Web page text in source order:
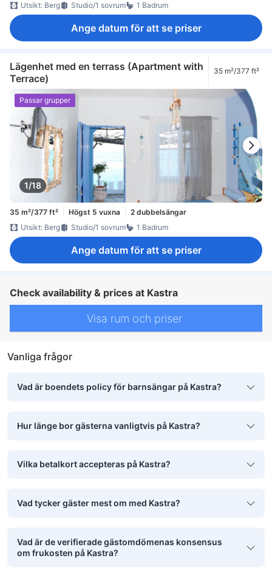
Utsikt: Berg
Studio/1 sovrum 1 Badrum
Ange datum för att se priser
Lägenhet med en terrass (Apartment with
Terrace)
35 m²/377 ft²
1/18
Passar grupper
35 m²/377 ft² Högst 5 vuxna
2 dubbelsängar
Utsikt: Berg
Studio/1 sovrum 1 Badrum
Ange datum för att se priser
Check availability & prices at Kastra
Visa rum och priser
Vanliga frågor
Vad är boendets policy för barnsängar på Kastra?
Hur länge bor gästerna vanligtvis på Kastra?
Vilka betalkort accepteras på Kastra?
Vad tycker gäster mest om med Kastra?
Vad är de verifierade gästomdömenas konsensus
om frukosten på Kastra?